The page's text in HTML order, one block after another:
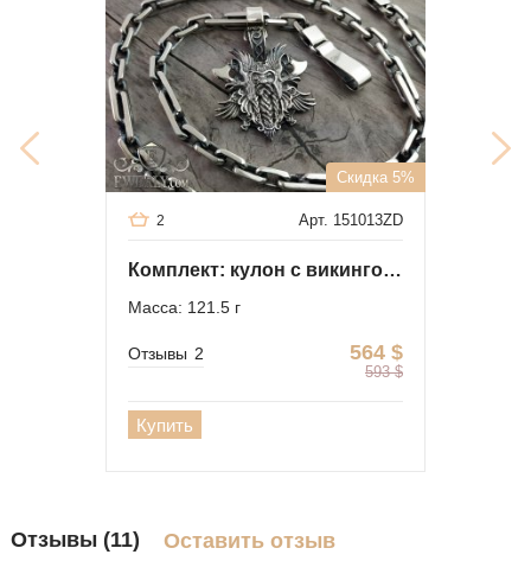
Скидка 5%
Арт. 151013ZD
2
Комплект: кулон с викингом и мужская цепочка
Масса: 121.5 г
564 $
593 $
Отзывы 2
Купить
Отзывы (11) Оставить отзыв